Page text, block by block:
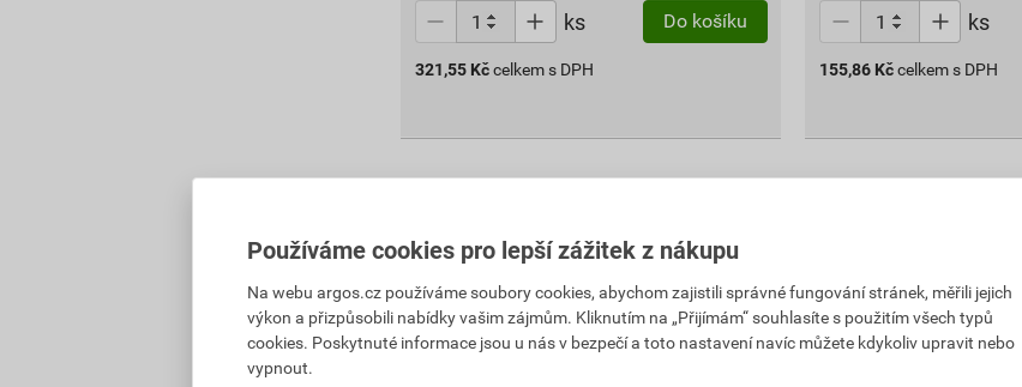
ks Do košíku
321,55 Kč celkem s DPH
ks
155,86 Kčcelkem s DPH
Používáme cookies pro lepší zážitek z nákupu
Na webu argos.cz používáme soubory cookies, abychom zajistili správné fungování stránek, měřili jejich
výkon a přizpůsobili nabídky vašim zájmům. Kliknutím na „Přijímám“ souhlasíte s použitím všech typů
cookies. Poskytnuté informace jsou u nás v bezpečí a toto nastavení navíc můžete kdykoliv upravit nebo
vypnout.